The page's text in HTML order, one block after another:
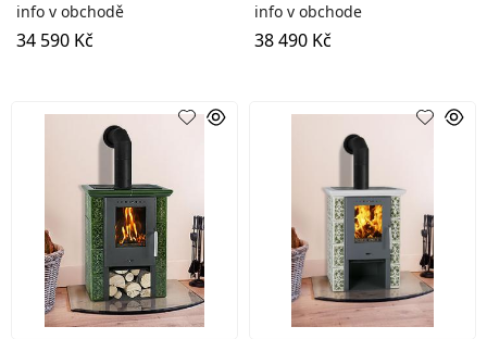
na pelety, sporáky na
info v obchodě
34 590 Kč
na drevo, sporáky s
info v obchode
38 490 Kč